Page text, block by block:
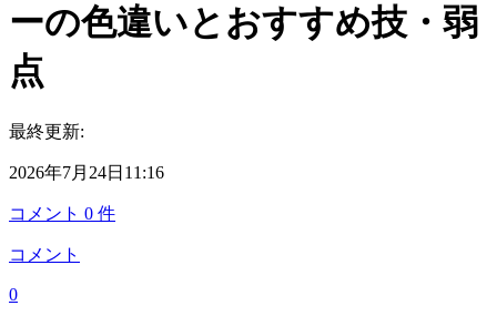
ーの色違いとおすすめ技・弱
点
最終更新:
2026年7月24日11:16
コメント 0 件
コメント
0